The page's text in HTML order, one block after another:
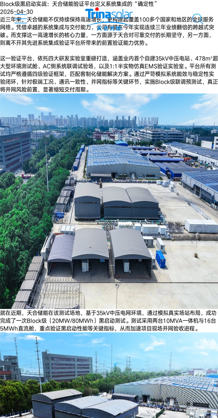
Block级黑启动实战：天合储能验证平台定义系统集成的“确定性”
2026-04-30
近三年来，天合储能不仅持续保持高速增长，更构建起覆盖100多个国家和地区的全球服务
网络。凭借卓越的系统集成与交付能力，公司有望在今年实现连续三年业绩翻倍的跨越式突
破。而支撑这一高速增长的核心力量，一方面源于天合对可靠交付的长期坚守，另一方面，
则离不开其先进系统集成验证平台所带来的前置验证能力优势。
这一验证平台，依托四大研发实验室重磅打造，涵盖业内首个自建35kV中压电站、478m³超
大型环境测试舱、AC侧系统联调试验场，以及1:1半实物仿真EMS验证实验室。平台所有测
试均严格遵循四级验证框架，匹配客制化储能解决方案。通过严苛模拟系统能效与稳定性实
验闭环，针对极端工况、通讯一致性、并网指标等关键环节，实施Block级联调预测试，真正
将并网风险前置，显著缩短交付周期。
就在近期，天合储能在该测试场地，基于35kV中压电网环境，通过模拟真实场站布局，成功
完成了一次Block级（20MW/80MWh）黑启动测试。测试采用两台10MVA一体机与16台
5MWh直流舱，重点验证黑启动性能等关键指标，从而加速项目现场并网验收进程。